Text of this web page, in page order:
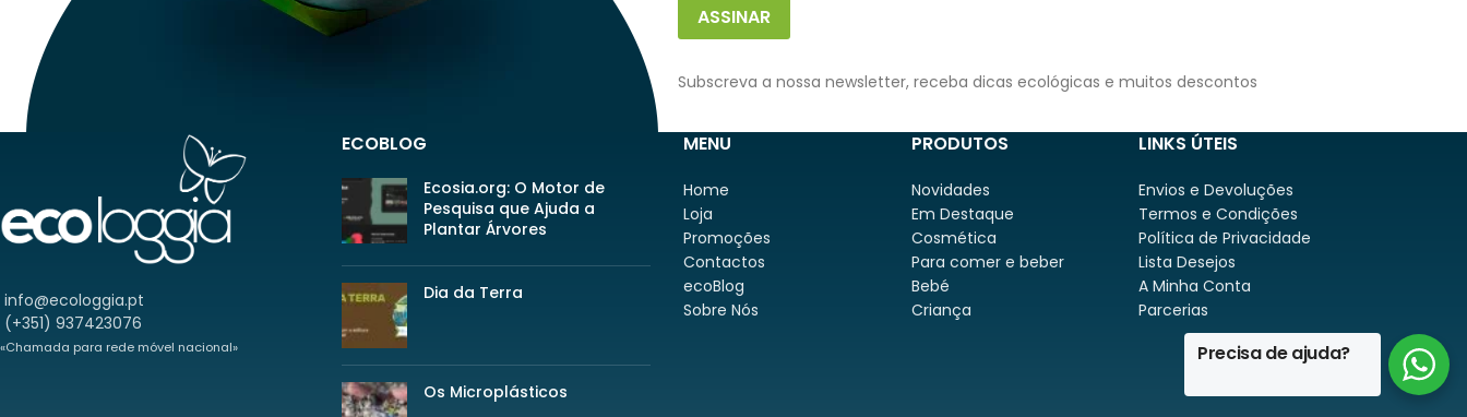
ASSINAR
Subscreva a nossa newsletter, receba dicas ecológicas e muitos descontos
info@ecologgia.pt
(+351) 937423076
«Chamada para rede móvel nacional»
ECOBLOG
Ecosia.org: O Motor de
Pesquisa que Ajuda a
Plantar Árvores
Dia da Terra
Os Microplásticos
MENU
Home
Loja
Promoções
Contactos
ecoBlog
Sobre Nós
PRODUTOS
Novidades
Em Destaque
Cosmética
Para comer e beber
Bebé
Criança
LINKS ÚTEIS
Envios e Devoluções
Termos e Condições
Política de Privacidade
Lista Desejos
A Minha Conta
Parcerias
Precisa de ajuda?